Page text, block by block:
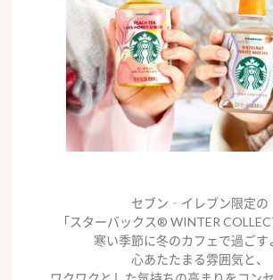
セブン‐イレブン限定の
「スターバックス® WINTER
寒い季節に冬のカフェで過ごす
心あたたまる雰囲気と、